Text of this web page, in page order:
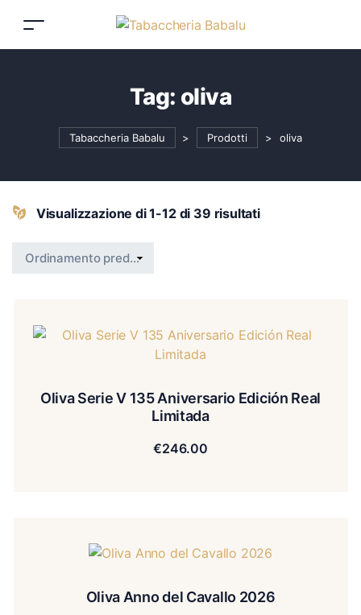
Tag: oliva
Tabaccheria Babalu > Prodotti > oliva
Visualizzazione di 1-12 di 39 risultati
Oliva Serie V 135 Aniversario Edición Real
Limitada
€246.00
Oliva Anno del Cavallo 2026